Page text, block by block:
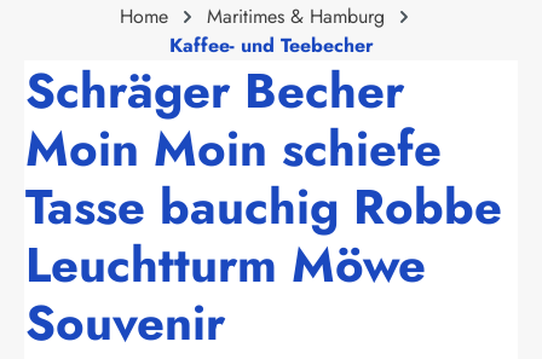
Home
Maritimes & Hamburg
Kaffee- und Teebecher
Schräger Becher
Moin Moin schiefe
Tasse bauchig Robbe
Leuchtturm Möwe
Souvenir